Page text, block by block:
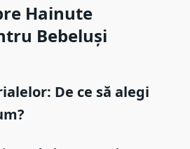
Hainute
Bebeluși
De ce să alegi
?